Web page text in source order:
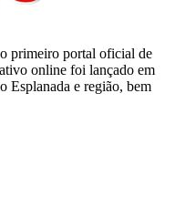
primeiro portal oficial de
online foi lançado em
Esplanada e região, bem